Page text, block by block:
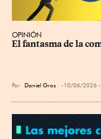
OPINIÓN
El fantasma de la
Por Daniel Gros 10/06/2026